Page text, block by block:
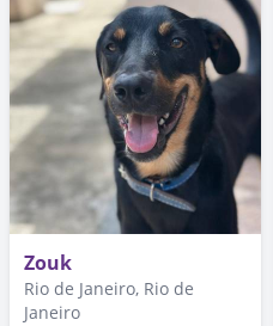
Zouk
Rio de Janeiro, Rio de
Janeiro